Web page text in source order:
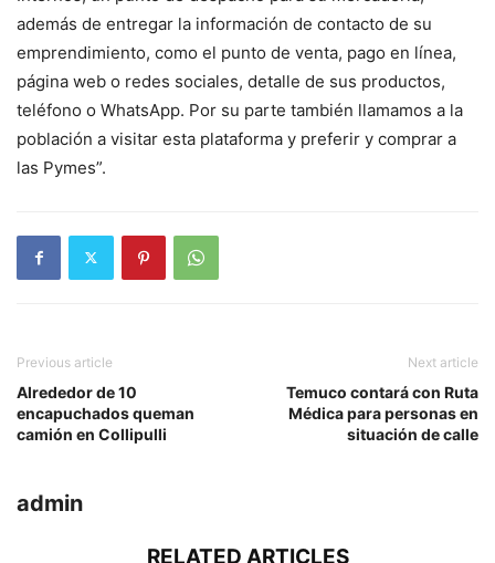
además de entregar la información de contacto de su
emprendimiento, como el punto de venta, pago en línea,
página web o redes sociales, detalle de sus productos,
teléfono o WhatsApp. Por su parte también llamamos a la
población a visitar esta plataforma y preferir y comprar a
las Pymes”.
Previous article
Alrededor de 10
encapuchados queman
camión en Collipulli
Next article
Temuco contará con Ruta
Médica para personas en
situación de calle
admin
RELATED ARTICLES